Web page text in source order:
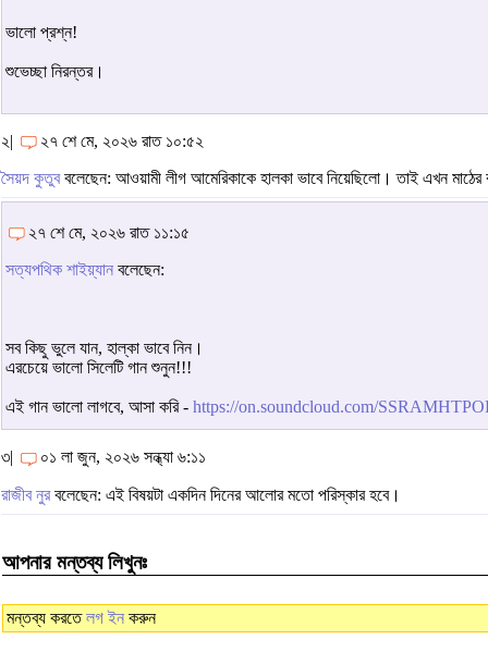
ভালো প্রশ্ন!
শুভেচ্ছা নিরন্তর।
২| ২৭ শে মে, ২০২৬ রাত ১০:৫২
সৈয়দ কুতুববলেছেন: আওয়ামী লীগ আমেরিকাকে হালকা ভাবে নিয়েছিলো। তাই এখন মাঠের
২৭ শে মে, ২০২৬ রাত ১১:১৫
সত্যপথিক শাইয়্যান বলেছেন:
সব কিছু ভুলে যান, হাল্কা ভাবে নিন।
এরচেয়ে ভালো সিলেটি গান শুনুন!!!
এই গান ভালো লাগবে, আসা করি - https://on.soundcloud.com/
৩| ০১ লা জুন, ২০২৬ সন্ধ্যা ৬:১১
রাজীব নুরবলেছেন: এই বিষয়টা একদিন দিনের আলোর মতো পরিস্কার হবে।
আপনার মন্তব্য লিখুনঃ
মন্তব্য করতেলগ ইন করুন